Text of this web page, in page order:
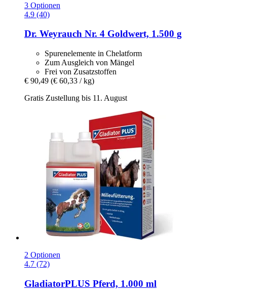
3 Optionen
4.9 (40)
Dr. Weyrauch Nr. 4 Goldwert, 1.500 g
Spurenelemente in Chelatform
Zum Ausgleich von Mängel
Frei von Zusatzstoffen
€ 90,49 (€ 60,33 / kg)
Gratis Zustellung bis 11. August
2 Optionen
4.7 (72)
GladiatorPLUS Pferd, 1.000 ml